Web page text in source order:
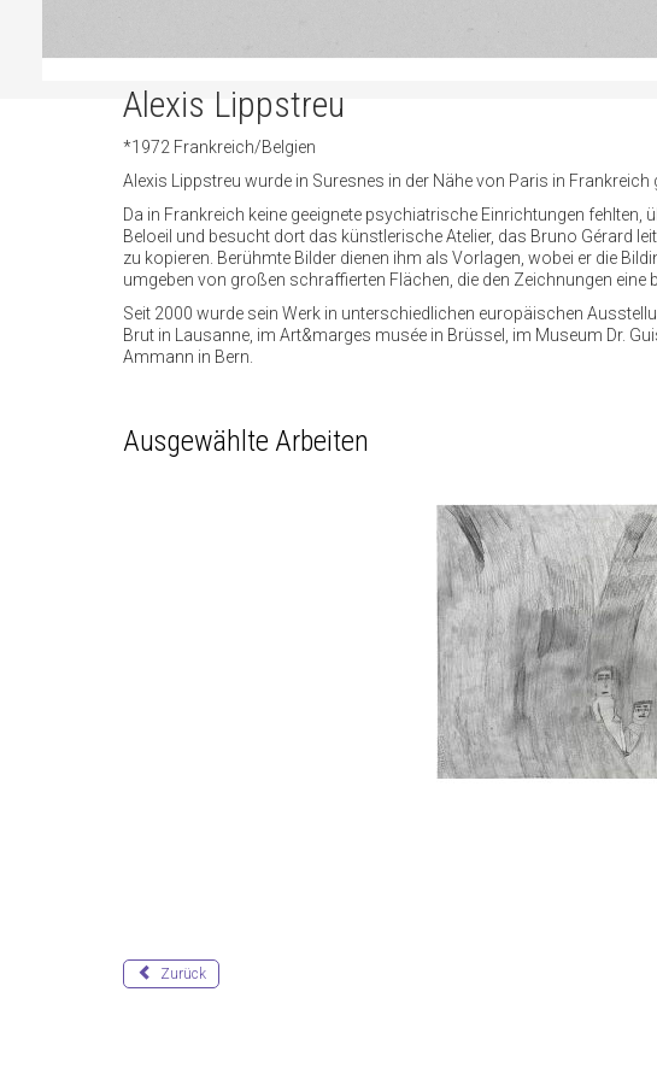
Alexis Lippstreu
*1972 Frankreich/Belgien
Alexis Lippstreu wurde in Suresnes in der Nähe von Paris in Frankreich
Da in Frankreich keine geeignete psychiatrische Einrichtungen fehlten,
Beloeil und besucht dort das künstlerische Atelier, das Bruno Gérard
zu kopieren. Berühmte Bilder dienen ihm als Vorlagen, wobei er die
umgeben von großen schraffierten Flächen, die den Zeichnungen eine
Seit 2000 wurde sein Werk in unterschiedlichen europäischen
Brut in Lausanne, im Art&marges musée in Brüssel, im Museum Dr.
Ammann in Bern.
Ausgewählte Arbeiten
Zurück